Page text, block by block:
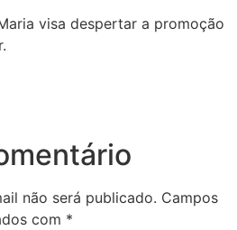
visa despertar a promoção
não será publicado. Campos
com *